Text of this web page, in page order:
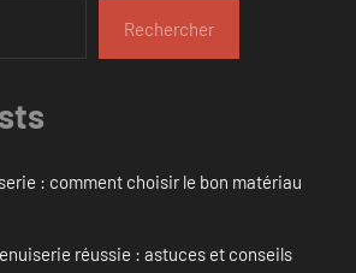
Rechercher
: comment choisir le bon matériau
réussie : astuces et conseils